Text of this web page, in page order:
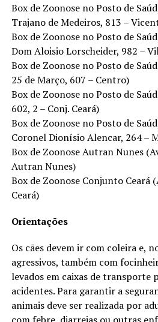
Box de Zoonose no Posto de
Trajano de Medeiros, 813 –
Box de Zoonose no Posto de
Dom Aloisio Lorscheider, 982 –
Box de Zoonose no Posto de
25 de Março, 607 – Centro)
Box de Zoonose no Posto de
602, 2 – Conj. Ceará)
Box de Zoonose no Posto de
Coronel Dionísio Alencar, 264 –
Box de Zoonose Autran Nunes
Autran Nunes)
Box de Zoonose Conjunto Ceará
Ceará)
Orientações
Os cães devem ir com coleira e,
agressivos, também com
levados em caixas de transporte
acidentes. Para garantir a
animais deve ser realizada por
com febre, diarreias ou outras